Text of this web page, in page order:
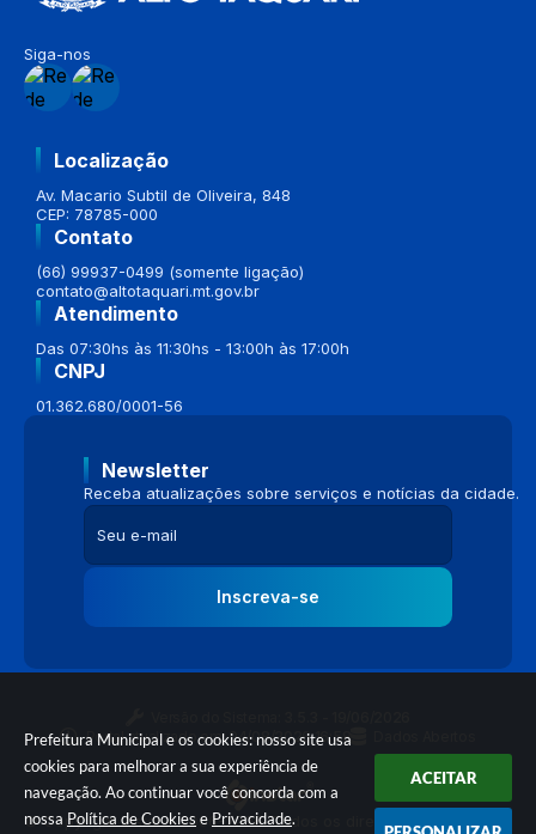
Prefeitura Municipal e os cookies: nosso site usa
cookies para melhorar a sua experiência de
navegação. Ao continuar você concorda com a
nossa Política de Cookies e Privacidade.
ACEITAR
Siga-nos
Localização
Av. Macario Subtil de Oliveira, 848
CEP: 78785-000
Contato
(66) 99937-0499 (somente ligação)
contato@altotaquari.mt.gov.br
Atendimento
Das 07:30hs às 11:30hs - 13:00h às 17:00h
CNPJ
01.362.680/0001-56
Newsletter
Receba atualizações sobre serviços e notícias da cidade.
Inscreva-se
Portal atualizado em:04/08/2026 16:58
© Copyright Instar - 2006-2026. Todos os direitos reservados -